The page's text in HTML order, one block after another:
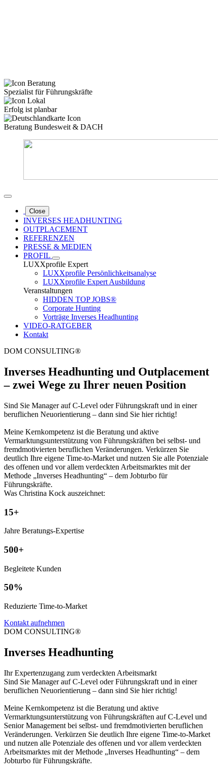
Spezialist für Führungskräfte
Erfolg ist planbar
Beratung Bundesweit & DACH
Close
INVERSES HEADHUNTING
OUTPLACEMENT
REFERENZEN
PRESSE & MEDIEN
PROFIL
LUXXprofile Expert
LUXXprofile Persönlichkeitsanalyse
LUXXprofile Expert Ausbildung
Veranstaltungen
HIDDEN TOP JOBS®
Corporate Hunting
Vorträge Inverses Headhunting
VIDEO-RATGEBER
Kontakt
DOM CONSULTING®
Inverses Headhunting und Outplacement
– zwei Wege zu Ihrer neuen Position
Sind Sie Manager auf C-Level oder Führungskraft und in einer
beruflichen Neuorientierung – dann sind Sie hier richtig!
Meine Kernkompetenz ist die Beratung und aktive
Vermarktungsunterstützung von Führungskräften bei selbst- und
fremdmotivierten beruflichen Veränderungen. Verkürzen Sie
deutlich Ihre eigene Time-to-Market und nutzen Sie alle Potenziale
des offenen und vor allem verdeckten Arbeitsmarktes mit der
Methode „Inverses Headhunting“ – dem Jobturbo für
Führungskräfte.
Was Christina Kock auszeichnet:
15+
Jahre Beratungs-Expertise
500+
Begleitete Kunden
50%
Reduzierte Time-to-Market
Kontakt aufnehmen
DOM CONSULTING®
Inverses Headhunting
Ihr Expertenzugang zum verdeckten Arbeitsmarkt
Sind Sie Manager auf C-Level oder Führungskraft und in einer
beruflichen Neuorientierung – dann sind Sie hier richtig!
Meine Kernkompetenz ist die Beratung und aktive
Vermarktungsunterstützung von Führungskräften auf C-Level und
Senior Management bei selbst- und fremdmotivierten beruflichen
Veränderungen. Verkürzen Sie deutlich Ihre eigene Time-to-Market
und nutzen alle Potenziale des offenen und vor allem verdeckten
Arbeitsmarktes mit der Methode „Inverses Headhunting“ – dem
Jobturbo für Führungskräfte.